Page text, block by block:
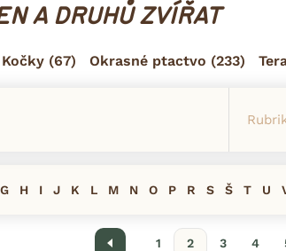
A DRUHŮ ZVÍŘAT
Kočky (67) Okrasné ptactvo (233)
G H I J K L M N O P R S Š T U
Předchozí 1 2 3 4